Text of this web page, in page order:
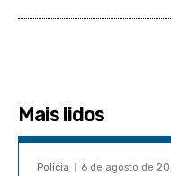
Mais lidos
Policia 6 de agosto de